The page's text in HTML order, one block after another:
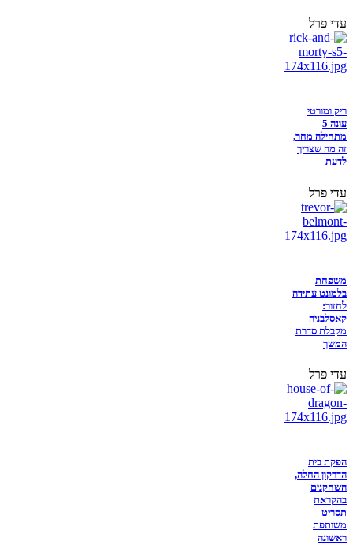
עדי פרל
ריק ומורטי
עונה 5
מתחילה מחר,
זה מה שצריך
לדעת
עדי פרל
משפחת
בלמונט עתידה
לחזור:
קאסלבניה
מקבלת סדרת
המשך
עדי פרל
הפקת בית
הדרקון החלה,
השחקנים
בהקראת
תסריט
משותפת
ראשונה